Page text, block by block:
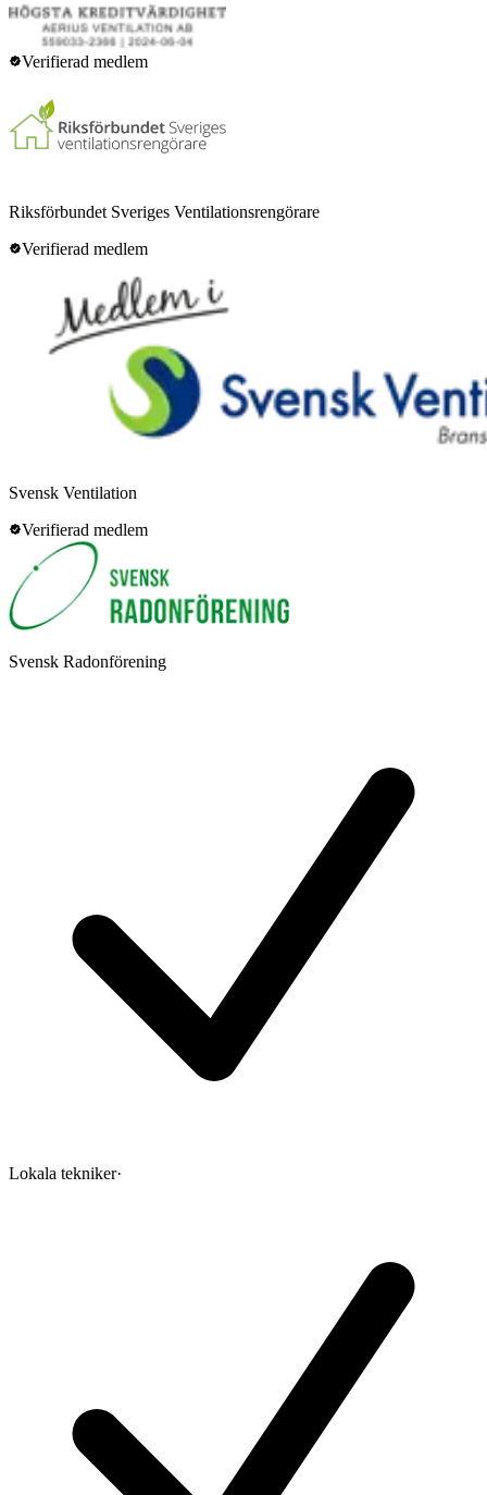
Verifierad medlem
Riksförbundet Sveriges Ventilationsrengörare
Verifierad medlem
Svensk Ventilation
Verifierad medlem
Svensk Radonförening
Lokala tekniker·